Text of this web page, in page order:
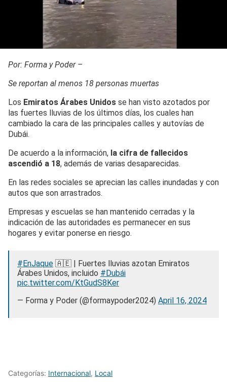
Por: Forma y Poder –
Se reportan al menos 18 personas muertas
Los Emiratos Árabes Unidos se han visto azotados por
las fuertes lluvias de los últimos días, los cuales han
cambiado la cara de las principales calles y autovías de
Dubái.
De acuerdo a la información, la cifra de fallecidos
ascendió a 18, además de varias desaparecidas.
En las redes sociales se aprecian las calles inundadas y con
autos que son arrastrados.
Empresas y escuelas se han mantenido cerradas y la
indicación de las autoridades es permanecer en sus
hogares y evitar ponerse en riesgo.
#EnJaque 🇦🇪 | Fuertes lluvias azotan Emiratos
Árabes Unidos, incluido #Dubái
pic.twitter.com/KtGudS8Ker
— Forma y Poder (@formaypoder2024) April 16, 2024
Categorías: Internacional, Local